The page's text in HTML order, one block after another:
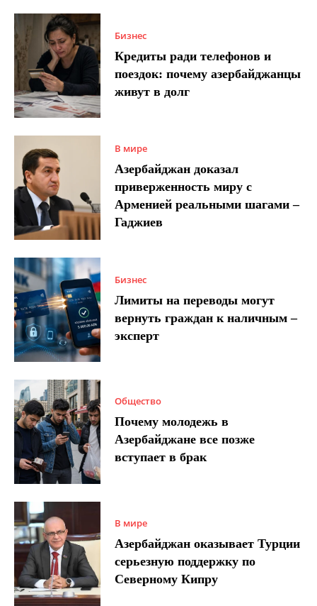
Бизнес
Кредиты ради телефонов и
поездок: почему азербайджанцы
живут в долг
В мире
Азербайджан доказал
приверженность миру с
Арменией реальными шагами –
Гаджиев
Бизнес
Лимиты на переводы могут
вернуть граждан к наличным –
эксперт
Общество
Почему молодежь в
Азербайджане все позже
вступает в брак
В мире
Азербайджан оказывает Турции
серьезную поддержку по
Северному Кипру